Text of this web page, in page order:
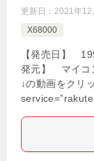
更新日： 2021年12
X68000
【発売日】
発元】 マイコ
↓の動画をクリ